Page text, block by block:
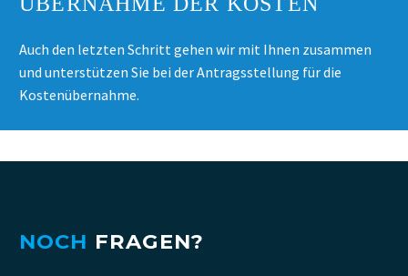
Auch den letzten Schritt gehen wir mit Ihnen zusammen
und unterstützen Sie bei der Antragsstellung für die
Kostenübernahme.
NOCH FRAGEN?